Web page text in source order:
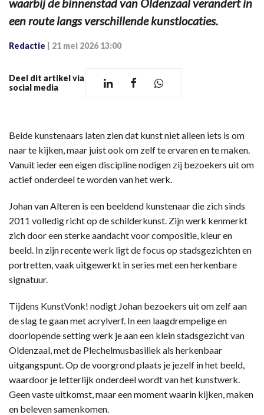
een route langs verschillende kunstlocaties.
Redactie 21 mei 2026 13:00
Deel dit artikel via
social media
Beide kunstenaars laten zien dat kunst niet alleen iets is om
naar te kijken, maar juist ook om zelf te ervaren en te maken.
Vanuit ieder een eigen discipline nodigen zij bezoekers uit om
actief onderdeel te worden van het werk.
Johan van Alteren is een beeldend kunstenaar die zich sinds
2011 volledig richt op de schilderkunst. Zijn werk kenmerkt
zich door een sterke aandacht voor compositie, kleur en
beeld. In zijn recente werk ligt de focus op stadsgezichten en
portretten, vaak uitgewerkt in series met een herkenbare
signatuur.
Tijdens KunstVonk! nodigt Johan bezoekers uit om zelf aan
de slag te gaan met acrylverf. In een laagdrempelige en
doorlopende setting werk je aan een klein stadsgezicht van
Oldenzaal, met de Plechelmusbasiliek als herkenbaar
uitgangspunt. Op de voorgrond plaats je jezelf in het beeld,
waardoor je letterlijk onderdeel wordt van het kunstwerk.
Geen vaste uitkomst, maar een moment waarin kijken, maken
en beleven samenkomen.